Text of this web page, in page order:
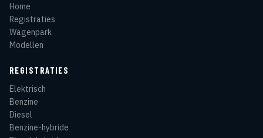
Home
Registraties
Wagenpark
Modellen
REGISTRATIES
Elektrisch
Benzine
Diesel
Benzine-hybride